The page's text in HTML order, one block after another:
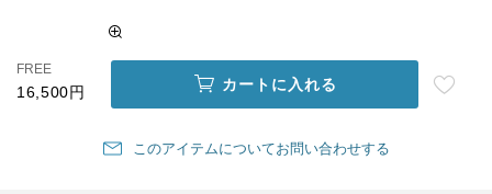
FREE
16,500円 カートに入れる
このアイテムについてお問い合わせする